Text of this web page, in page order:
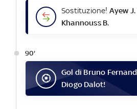
Sostituzione! Ayew J.
Khannouss B.
90'
Gol di Bruno
Diogo Dalot!